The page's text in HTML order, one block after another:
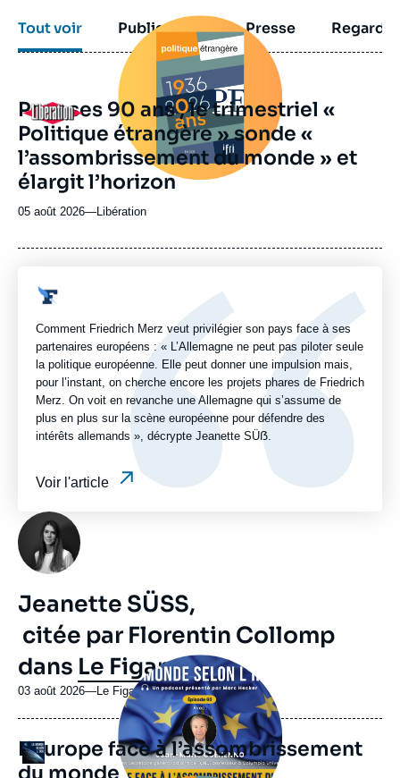
Tout voir Publications Presse
Logo
Image
principale
médiatique
Pour ses 90 ans , le trimestriel «
Politique étrangère » sonde «
l’assombrissement du monde » et
élargit l’horizon
05 août 2026—Nom
journal,
Libération
Logo
Comment Friedrich Merz veut privilégier son pays face à ses
partenaires européens : « L’Allemagne ne peut pas piloter seule
la politique européenne. Elle peut donner une impulsion mais,
pour l’instant, on cherche encore les projets phares de Friedrich
Merz. On voit en revanche une Allemagne qui s’assume de
plus en plus sur la scène européenne pour défendre des
intérêts allemands », décrypte Jeanette SÜẞ.
Voir l'article
Photo
Jeanette SÜẞ,
citée par Florentin Collomp
dans Le Figaro
03 août 2026—Nom
journal,
revue
ou
Le Figaro
Logo
Image
principale
médiatique
L’Europe face à l’assombrissement